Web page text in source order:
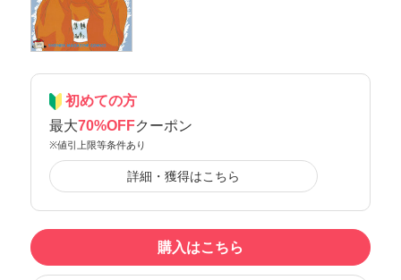
初めての方
最大70%OFFクーポン
※値引上限等条件あり
詳細・獲得はこちら
購入はこちら